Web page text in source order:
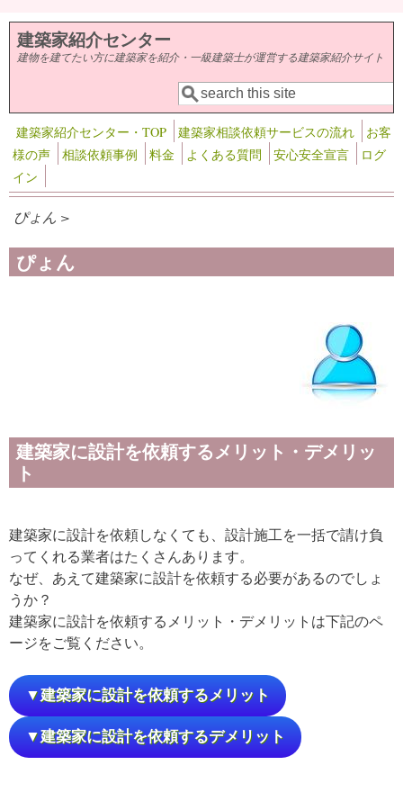
メインコンテンツに移動
建築家紹介センター
建物を建てたい方に建築家を紹介・一級建築士が運営する建築家紹介サイト
検索フォーム
検索
建築家紹介センター・TOP 建築家相談依頼サービスの流れ
お客
様の声
相談依頼事例 料金 よくある質問 安心安全宣言
ログ
イン
ぴょん >
ぴょん
建築家に設計を依頼するメリット・デメリッ
ト
建築家に設計を依頼しなくても、設計施工を一括で請け負
ってくれる業者はたくさんあります。
なぜ、あえて建築家に設計を依頼する必要があるのでしょ
うか？
建築家に設計を依頼するメリット・デメリットは下記のペ
ージをご覧ください。
▼建築家に設計を依頼するメリット
▼建築家に設計を依頼するデメリット